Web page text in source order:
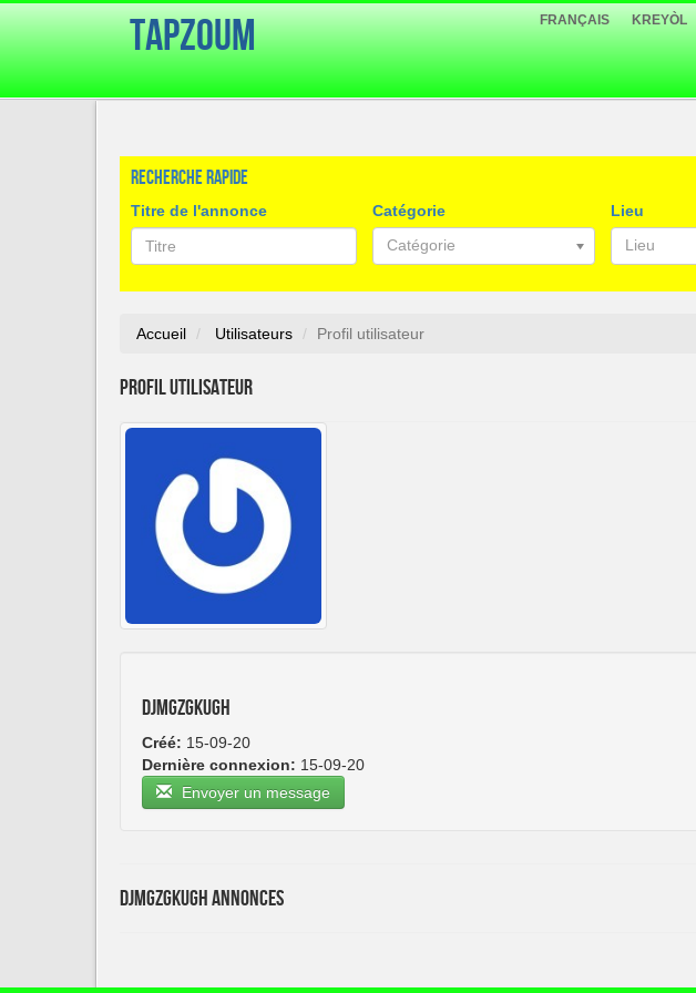
TapZoum FRANÇAIS KREYÒL
Recherche rapide
Titre de l'annonce
Catégorie
Catégorie
Lieu
Lieu
Accueil Utilisateurs Profil utilisateur
Profil utilisateur
djmgzgkugh
Créé: 15-09-20
Dernière connexion: 15-09-20
Envoyer un message
djmgzgkugh Annonces